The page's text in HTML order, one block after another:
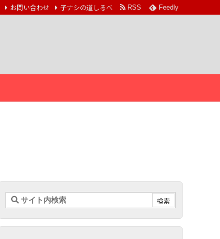
お問い合わせ 子ナシの道しるべ RSS Feedly